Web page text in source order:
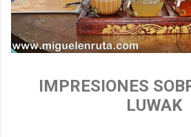
IMPRESIONES
LUWAK